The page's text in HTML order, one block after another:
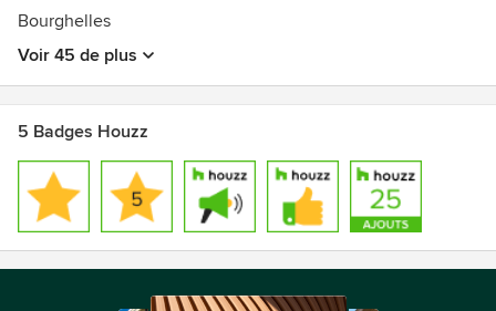
Bourghelles
Voir 45 de plus
5 Badges Houzz